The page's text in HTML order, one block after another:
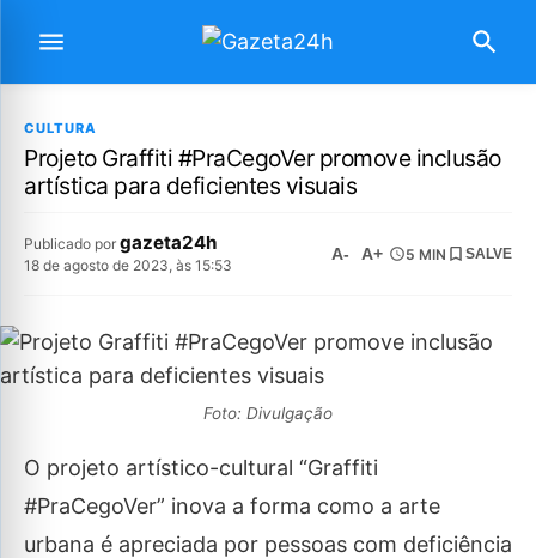
CULTURA
Projeto Graffiti #PraCegoVer promove inclusão
artística para deficientes visuais
Publicado por gazeta24h
18 de agosto de 2023, às 15:53
A- A+ 5 MIN SALVE
Foto: Divulgação
O projeto artístico-cultural “Graffiti
#PraCegoVer” inova a forma como a arte
urbana é apreciada por pessoas com deficiência